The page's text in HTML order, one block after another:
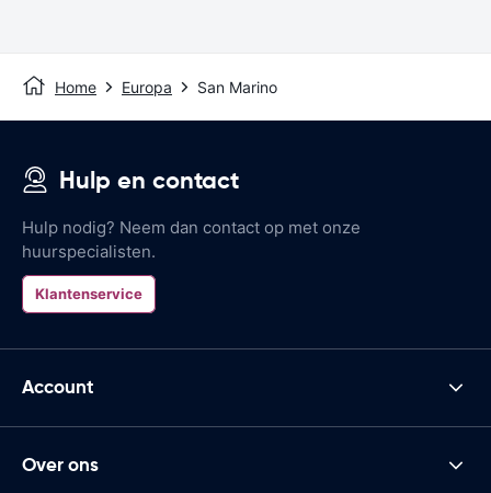
Home Europa San Marino
Hulp en contact
Hulp nodig? Neem dan contact op met onze
huurspecialisten.
Klantenservice
Account
Over ons